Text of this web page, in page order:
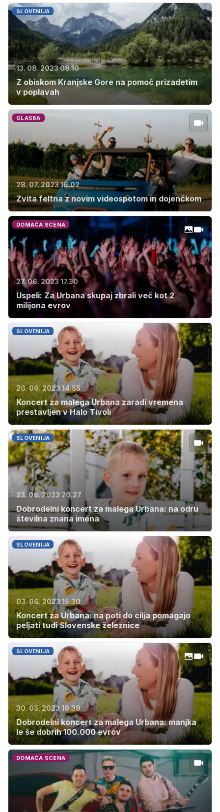
SLOVENIJA
13. 08. 2023 08.10
Z obiskom Kranjske Gore na pomoč prizadetim
v poplavah
GLASBA
28. 07. 2023 16.02
Zvita feltna z novim videospotom in dojenčkom
DOMAČA SCENA
27. 06. 2023 17.30
Uspeli: Za Urbana skupaj zbrali več kot 2
milijona evrov
SLOVENIJA
26. 06. 2023 14.55
Koncert za malega Urbana zaradi vremena
prestavljen v Halo Tivoli
SLOVENIJA
23. 06. 2023 20.27
Dobrodelni koncert za malega Urbana: na odru
številna znana imena
SLOVENIJA
03. 06. 2023 15.30
Koncert za Urbana: na poti do cilja pomagajo
peljati tudi Slovenske železnice
SLOVENIJA
30. 05. 2023 19.39
Dobrodelni koncert za malega Urbana: manjka
le še dobrih 100.000 evrov
DOMAČA SCENA